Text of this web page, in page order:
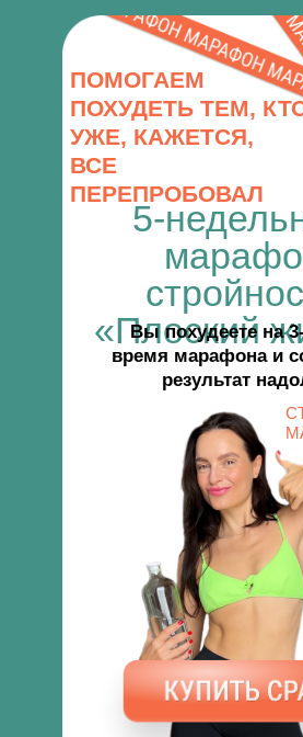
5-
«Плоский
ПОМОГАЕМ
ПОХУДЕТЬ ТЕМ,
УЖЕ, КАЖЕТСЯ,
ВСЕ
ПЕРЕПРОБОВАЛ
Вы похудеете на
время марафона и
результат